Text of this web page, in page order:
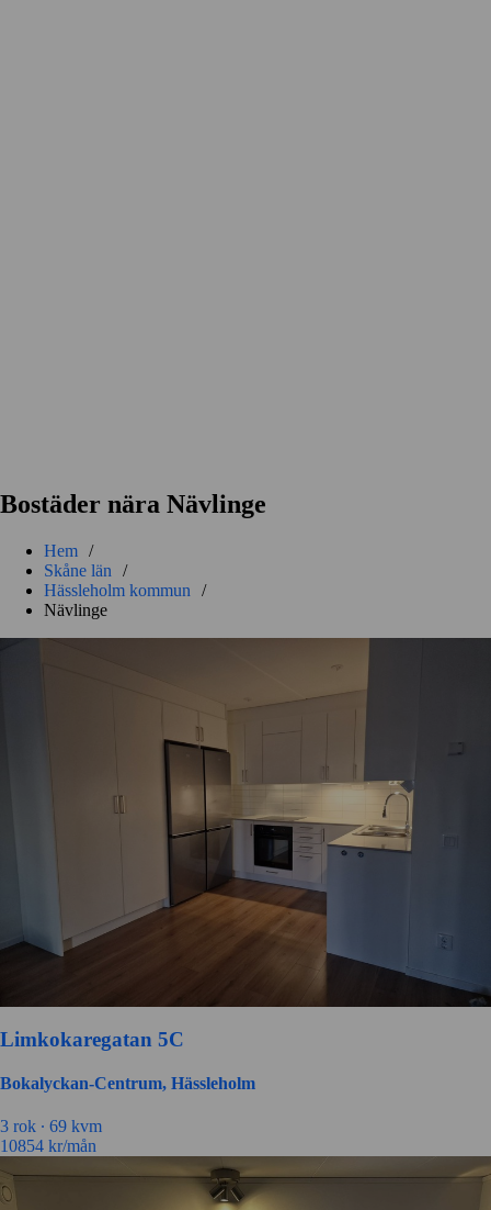
Bostäder nära Nävlinge
Hem /
Skåne län
/
Hässleholm kommun
/
Nävlinge
Limkokaregatan 5C
Bokalyckan-Centrum, Hässleholm
3 rok ∙ 69 kvm
10854 kr/mån